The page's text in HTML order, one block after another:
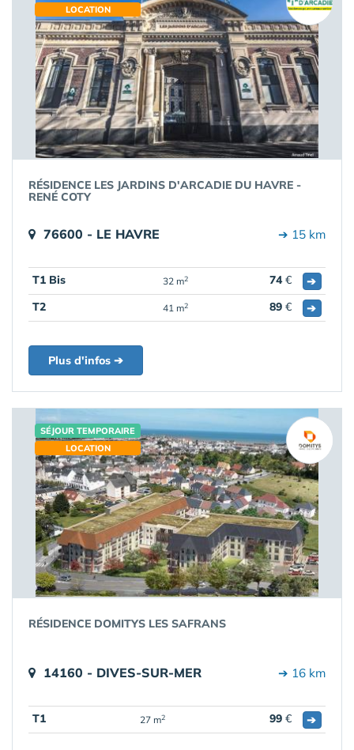
LOCATION
RÉSIDENCE LES JARDINS D'ARCADIE DU HAVRE -
RENÉ COTY
76600 - LE HAVRE ➔ 15 km
T1 Bis 32 m2 74€
➔
T2
41 m2 89 € ➔
Plus d'infos ➔
SÉJOUR TEMPORAIRE
LOCATION
RÉSIDENCE DOMITYS LES SAFRANS
14160 - DIVES-SUR-MER ➔ 16 km
T1 27 m2 99 € ➔